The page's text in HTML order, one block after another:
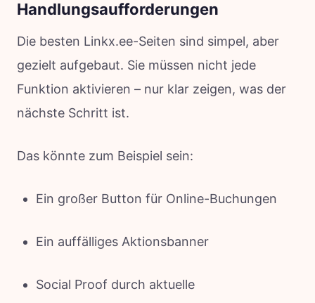
Handlungsaufforderungen
Die besten Linkx.ee-Seiten sind simpel, aber
gezielt aufgebaut. Sie müssen nicht jede
Funktion aktivieren – nur klar zeigen, was der
nächste Schritt ist.
Das könnte zum Beispiel sein:
Ein großer Button für Online-Buchungen
Ein auffälliges Aktionsbanner
Social Proof durch aktuelle